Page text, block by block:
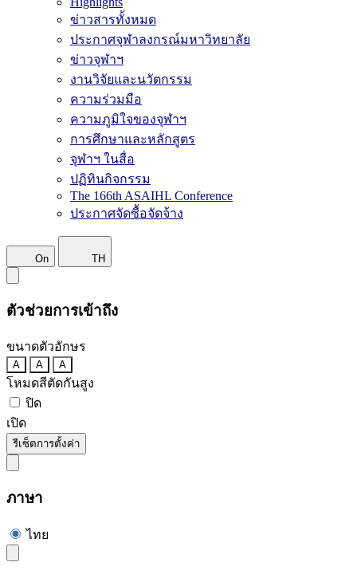
ข่าวสารทั้งหมด
ประกาศจุฬาลงกรณ์มหาวิทยาลัย
ข่าวจุฬาฯ
งานวิจัยและนวัตกรรม
ความร่วมมือ
ความภูมิใจของจุฬาฯ
การศึกษาและหลักสูตร
จุฬาฯ ในสื่อ
ปฏิทินกิจกรรม
The 166th ASAIHL Conference
ประกาศจัดซื้อจัดจ้าง
On TH
ตัวช่วยการเข้าถึง
ขนาดตัวอักษร
A A A
โหมดสีตัดกันสูง
ปิด
เปิด
รีเซ็ตการตั้งค่า
ภาษา
ไทย